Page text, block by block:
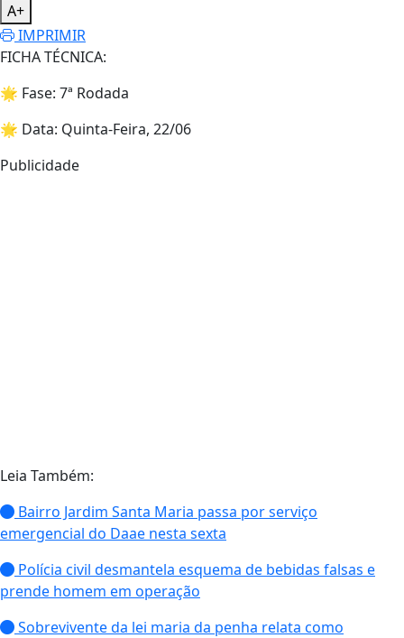
A+
IMPRIMIR
FICHA TÉCNICA:
🌟 Fase: 7ª Rodada
🌟 Data: Quinta-Feira, 22/06
Publicidade
Leia Também:
Bairro Jardim Santa Maria passa por serviço
emergencial do Daae nesta sexta
Polícia civil desmantela esquema de bebidas falsas e
prende homem em operação
Sobrevivente da lei maria da penha relata como